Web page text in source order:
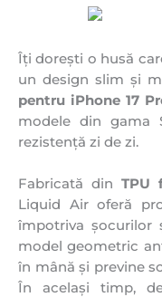
Îți dorești o husă
un design slim și
pentru iPhone 17
modele din gama
rezistență zi de zi.
Fabricată din TPU
Liquid Air oferă
împotriva șocurilor
model geometric
în mână și previne
În același timp,